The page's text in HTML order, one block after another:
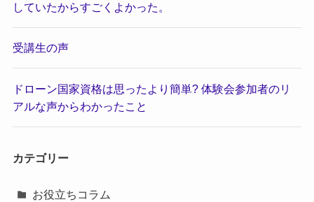
していたからすごくよかった。
受講生の声
ドローン国家資格は思ったより簡単? 体験会参加者のリ
アルな声からわかったこと
カテゴリー
お役立ちコラム